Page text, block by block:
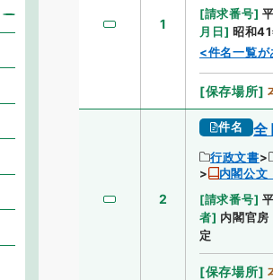
1
[請求番号]
月日] 昭和
<件名一覧が
[保存場所]
2
件名 全
行政文書
内閣公文
[請求番号]
者] 内閣官房
定
[保存場所]